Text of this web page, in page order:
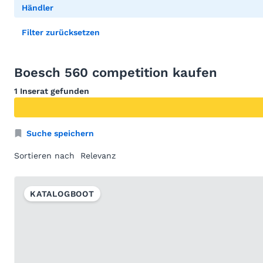
Händler
Filter zurücksetzen
Boesch 560 competition kaufen
1 Inserat gefunden
Suche speichern
Sortieren nach
KATALOGBOOT